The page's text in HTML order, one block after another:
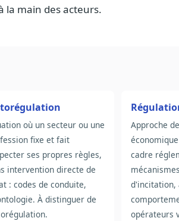
la main des acteurs.
où un secteur ou une
fixe et fait
ses propres règles,
intervention directe de
: codes de conduite,
À distinguer de
Approche
cadre
d'incitation,
opérateurs